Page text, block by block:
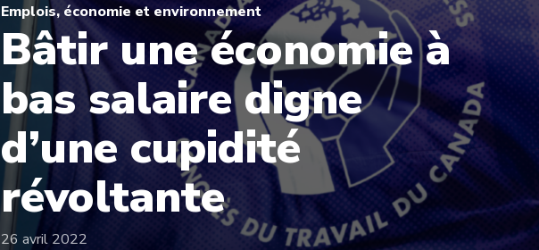
Emplois, économie et environnement
Bâtir une économie à
bas salaire digne
d’une cupidité
révoltante
26 avril 2022